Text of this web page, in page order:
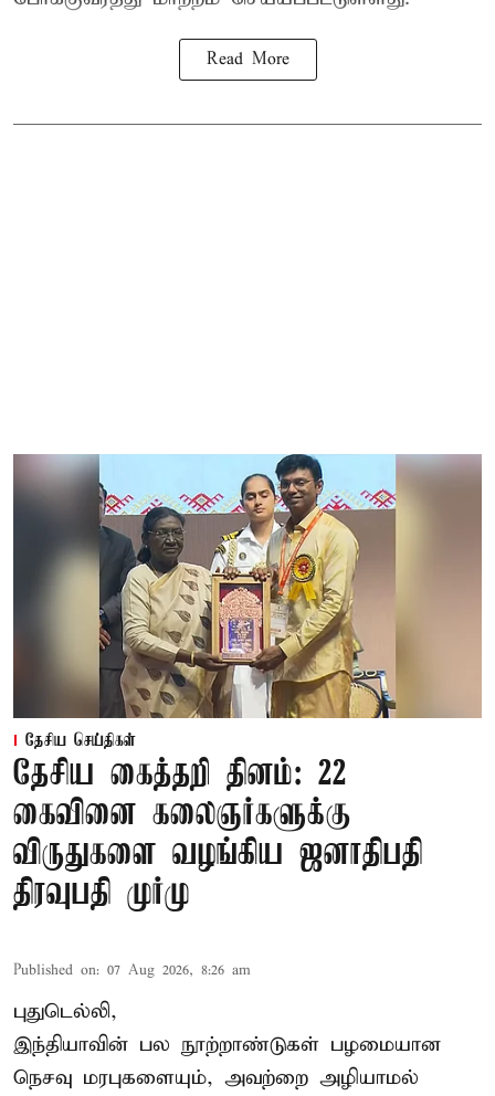
Read More
தேசிய செய்திகள்
தேசிய கைத்தறி தினம்: 22
கைவினை கலைஞர்களுக்கு
விருதுகளை வழங்கிய ஜனாதிபதி
திரவுபதி முர்மு
Published on: 07 Aug 2026, 8:26 am
புதுடெல்லி,
இந்தியாவின் பல நூற்றாண்டுகள் பழமையான
நெசவு மரபுகளையும், அவற்றை அழியாமல்